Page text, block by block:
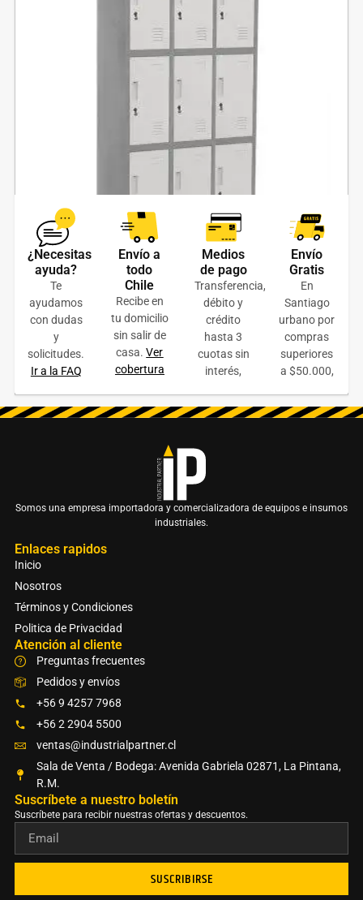
Lockers Metalico Oficina 3 cuerpos 9 puertas
$179.900 + IVA
AÑADIR AL CARRITO
COTIZAR ONLINE
¿Necesitas
ayuda?
Te
ayudamos
con dudas
y
solicitudes.
Ir a la FAQ
Envío a
todo
Chile
Recibe en
tu domicilio
sin salir de
casa.Ver
cobertura
Medios
de pago
Transferencia,
débito y
crédito
hasta 3
cuotas sin
interés,
Envío
Gratis
En
Santiago
urbano por
compras
superiores
a $50.000,
Somos una empresa importadora y comercializadora de equipos e insumos
industriales.
Enlaces rapidos
Inicio
Nosotros
Términos y Condiciones
Politica de Privacidad
Atención al cliente
Preguntas frecuentes
Pedidos y envíos
+56 9 4257 7968
+56 2 2904 5500
ventas@industrialpartner.cl
Sala de Venta / Bodega: Avenida Gabriela 02871, La Pintana,
R.M.
Suscríbete a nuestro boletín​
Suscríbete para recibir nuestras ofertas y descuentos.
SUSCRIBIRSE